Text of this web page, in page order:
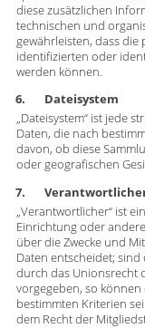
diese zusätzlichen
technischen und
gewährleisten, dass
identifizierten oder
werden können.
6. Dateisystem
„Dateisystem“ ist jede
Daten, die nach
davon, ob diese
oder geografischen
7.
„Verantwortlicher“ ist
Einrichtung oder
über die Zwecke und
Daten entscheidet;
durch das Unionsrecht
vorgegeben, so
bestimmten Kriterien
dem Recht der